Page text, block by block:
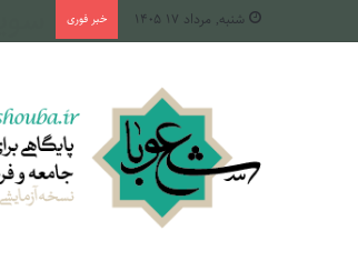
شنبه, مرداد ۱۷ ۱۴۰۵ خبر فوری